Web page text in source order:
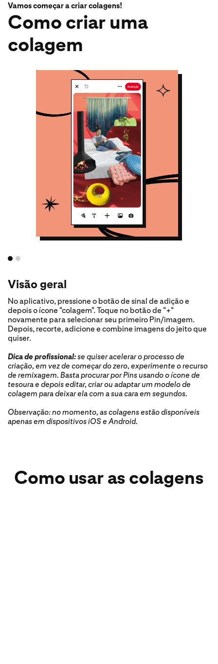
Vamos começar a criar colagens!
Como criar uma
colagem
Visão geral
No aplicativo, pressione o botão de sinal de adição e
depois o ícone "colagem". Toque no botão de "+"
novamente para selecionar seu primeiro Pin/imagem.
Depois, recorte, adicione e combine imagens do jeito que
quiser.
Dica de profissional:se quiser acelerar o processo de
criação, em vez de começar do zero, experimente o recurso
de remixagem. Basta procurar por Pins usando o ícone de
tesoura e depois editar, criar ou adaptar um modelo de
colagem para deixar ela com a sua cara em segundos.
Observação: no momento, as colagens estão disponíveis
apenas em dispositivos iOS e Android.
Como usar as colagens